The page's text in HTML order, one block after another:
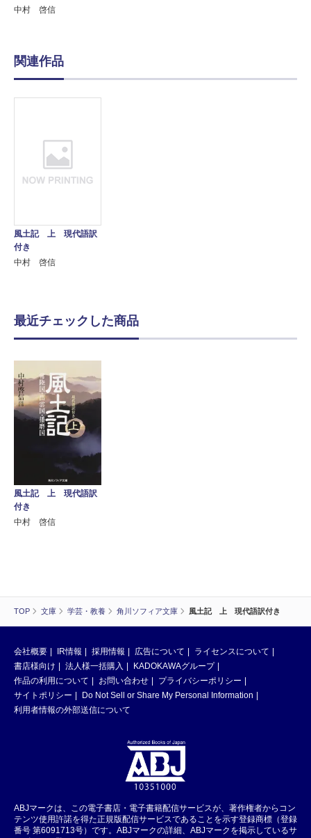
TOP 文庫 学芸・教養 角川ソフィア文庫 風土記 上 現代語訳付き
中村 啓信
関連作品
風土記 上 現代語訳
付き
中村 啓信
最近チェックした商品
風土記 上 現代語訳
付き
中村 啓信
会社概要 IR情報 採用情報 広告について
ライセンスについて
書店様向け
法人様一括購入
KADOKAWAグループ
作品の利用について
お問い合わせ
プライバシーポリシー
サイトポリシー
Do Not Sell or Share My Personal Information
利用者情報の外部送信について
ABJマークは、この電子書店・電子書籍配信サービスが、著作権者からコン
テンツ使用許諾を得た正規版配信サービスであることを示す登録商標（登録
番号 第6091713号）です。ABJマークの詳細、ABJマークを掲示しているサ